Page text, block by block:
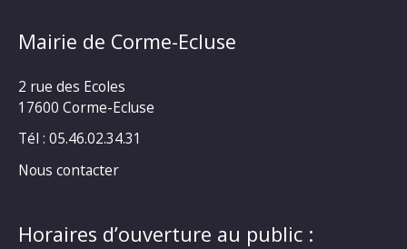
Mairie de Corme-Ecluse
2 rue des Ecoles
17600 Corme-Ecluse
Tél : 05.46.02.34.31
Nous contacter
Horaires d’ouverture au public :